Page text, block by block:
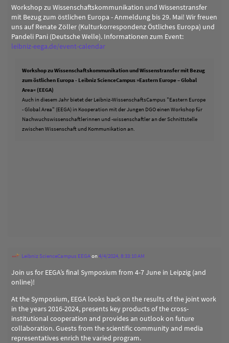
Workshop zu Wissenschaftskommunikation und Wissenstransfer
mit Bezug zum östlichen Europa - Anmeldung bis 29. Mai! Wir freuen
uns auf Renate Zöller (Kulturkorrespondenz Östliches Europa) und
Pandeli Pani (Deutsche Welle). Informationen zum Event:
leibniz-eega.de/event-calendar
Workshop zu Wissenschaftskommunikation und Wissenstransfer mit Bezug
zum östlichen Europa - Leibniz ScienceCampus »Eastern Europe – Global
Area« (EEGA)
Auch in diesem Jahr bietet der Leibniz-WissenschaftsCampus "Eastern Europe
- Global Area" (EEGA) in Kooperation mit der Jungen DGO einen Workshop für
Nachwuchswissenschaftlerinnen und -wissenschaftler an der Schnittstelle
zwischen Wissenschaft und Kommunikation an.
Leibniz ScienceCampus EEGAon4/4/2024, 8:33:10 AM
Join us for EEGA’s final Symposium from 4-7 June in Leipzig (and
online)!
At the Symposium, EEGA looks back on the results of the joint work
in the years 2016-2024, presents key products of the cross-
institutional cooperation and provides an outlook on future
collaboration. Guests from the scientific community and media
representatives enrich the varied program.